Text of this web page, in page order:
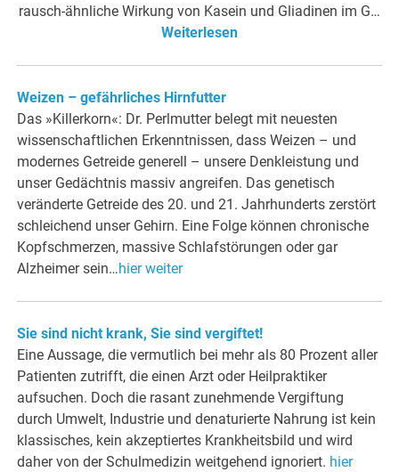
rausch-ähnliche Wirkung von Kasein und Gliadinen im G…
Weiterlesen
Weizen – gefährliches Hirnfutter
Das »Killerkorn«: Dr. Perlmutter belegt mit neuesten
wissenschaftlichen Erkenntnissen, dass Weizen – und
modernes Getreide generell – unsere Denkleistung und
unser Gedächtnis massiv angreifen. Das genetisch
veränderte Getreide des 20. und 21. Jahrhunderts zerstört
schleichend unser Gehirn. Eine Folge können chronische
Kopfschmerzen, massive Schlafstörungen oder gar
Alzheimer sein…hier weiter
Sie sind nicht krank, Sie sind vergiftet!
Eine Aussage, die vermutlich bei mehr als 80 Prozent aller
Patienten zutrifft, die einen Arzt oder Heilpraktiker
aufsuchen. Doch die rasant zunehmende Vergiftung
durch Umwelt, Industrie und denaturierte Nahrung ist kein
klassisches, kein akzeptiertes Krankheitsbild und wird
daher von der Schulmedizin weitgehend ignoriert. hier